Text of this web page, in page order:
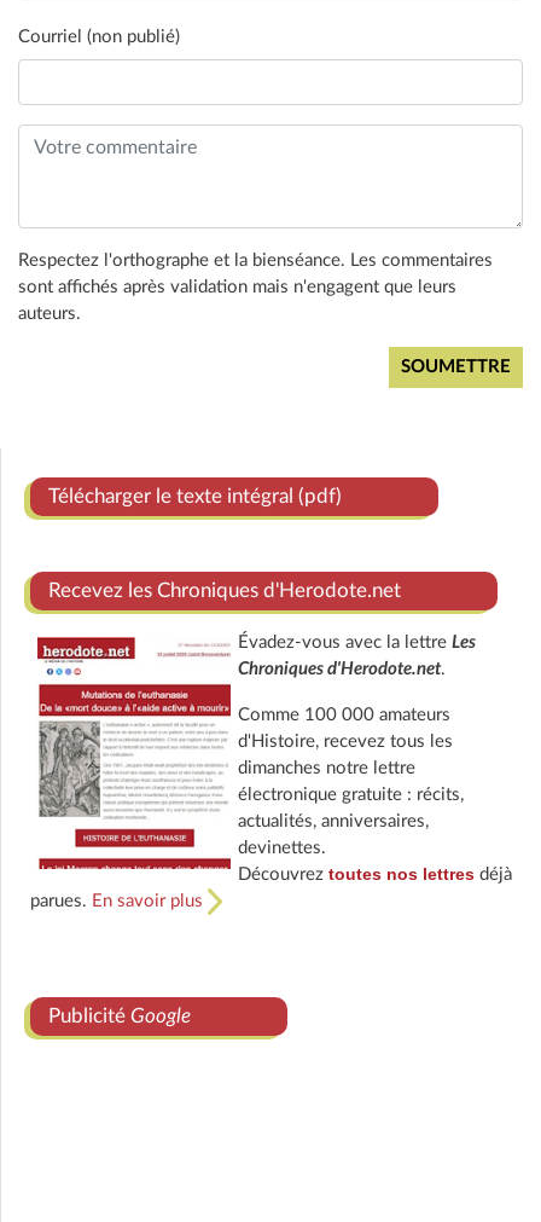
Courriel (non publié)
Respectez l'orthographe et la bienséance. Les commentaires
sont affichés après validation mais n'engagent que leurs
auteurs.
Télécharger le texte intégral (pdf)
Recevez les Chroniques d'Herodote.net
Évadez-vous avec la lettre Les
Chroniques d'Herodote.net.
Comme 100 000 amateurs
d'Histoire, recevez tous les
dimanches notre lettre
électronique gratuite : récits,
actualités, anniversaires,
devinettes.
Découvrez toutes nos lettresdéjà
parues. En savoir plus
Publicité Google